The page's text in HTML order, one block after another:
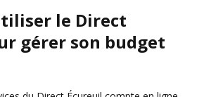
le Direct
gérer son budget